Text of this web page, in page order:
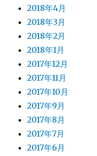
2018年4月
2018年3月
2018年2月
2018年1月
2017年12月
2017年11月
2017年10月
2017年9月
2017年8月
2017年7月
2017年6月